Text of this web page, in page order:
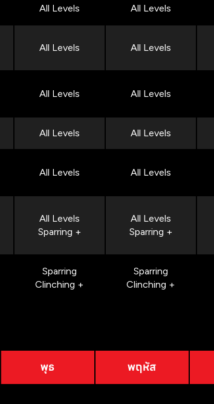
All Levels All Levels
All Levels All Levels
All Levels All Levels
All Levels All Levels
All Levels All Levels
All Levels
Sparring +
All Levels
Sparring +
Sparring
Clinching +
Sparring
Clinching +
พุธ พฤหัส